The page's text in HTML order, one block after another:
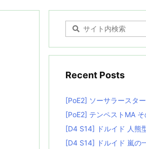
Recent Posts
[PoE2] ソーサラースター
[PoE2] テンペストMA
[D4 S14] ドルイド 人熊
[D4 S14] ドルイド 嵐の